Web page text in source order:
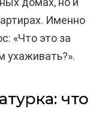
Именно
«Что это за
ухаживать?».
что